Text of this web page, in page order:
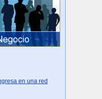
en una red